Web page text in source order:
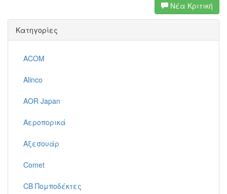
Νέα Κριτική
Κατηγορίες
ACOM
Alinco
AOR Japan
Αεροπορικά
Αξεσουάρ
Comet
CB Πομποδέκτες